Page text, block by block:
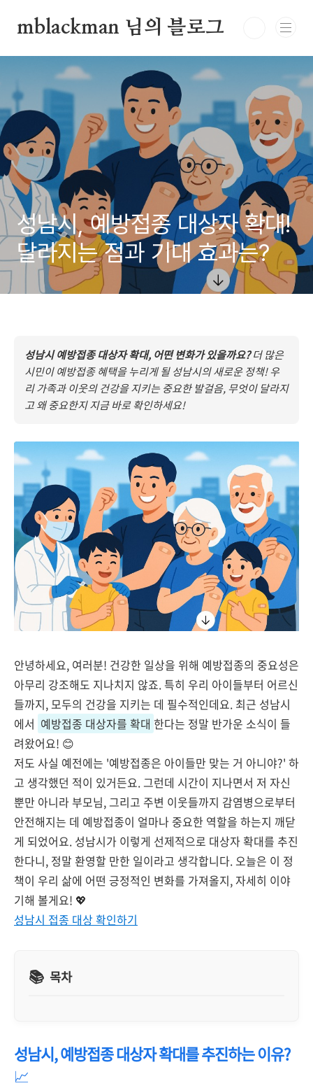
mblackman 님의 블로그
성남시, 예방접종 대상자 확대!
달라지는 점과 기대 효과는?
성남시 예방접종 대상자 확대, 어떤 변화가 있을까요?더 많은
시민이 예방접종 혜택을 누리게 될 성남시의 새로운 정책! 우
리 가족과 이웃의 건강을 지키는 중요한 발걸음, 무엇이 달라지
고 왜 중요한지 지금 바로 확인하세요!
안녕하세요, 여러분! 건강한 일상을 위해 예방접종의 중요성은
아무리 강조해도 지나치지 않죠. 특히 우리 아이들부터 어르신
들까지, 모두의 건강을 지키는 데 필수적인데요. 최근 성남시
에서 예방접종 대상자를 확대 한다는 정말 반가운 소식이 들
려왔어요! 😊
저도 사실 예전에는 '예방접종은 아이들만 맞는 거 아니야?' 하
고 생각했던 적이 있거든요. 그런데 시간이 지나면서 저 자신
뿐만 아니라 부모님, 그리고 주변 이웃들까지 감염병으로부터
안전해지는 데 예방접종이 얼마나 중요한 역할을 하는지 깨닫
게 되었어요. 성남시가 이렇게 선제적으로 대상자 확대를 추진
한다니, 정말 환영할 만한 일이라고 생각합니다. 오늘은 이 정
책이 우리 삶에 어떤 긍정적인 변화를 가져올지, 자세히 이야
기해 볼게요! 💖
성남시 접종 대상 확인하기
목차
성남시, 예방접종 대상자 확대를 추진하는 이유?
📈